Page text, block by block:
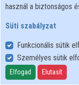
Felhasználói szabályzat
Adatkezelési tájékoztató
Süti szabályzat
használ a biztonságos
Süti szabályzat
Funkcionális sütik
Személyes sütik
Elfogad Elutasít